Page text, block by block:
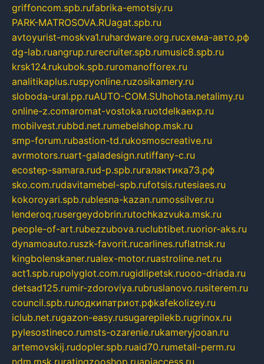
griffoncom.spb.rufabrika-emotsiy.ru
PARK-MATROSOVA.RUagat.spb.ru
avtoyurist-moskva1.ruhardware.org.ruсхема-авто.рф
dg-lab.ruangrup.rurecruiter.spb.rumusic8.spb.ru
krsk124.rukubok.spb.ruromanofforex.ru
analitikaplus.ruspyonline.ruzosikamery.ru
sloboda-ural.pp.ruAUTO-COM.SUhohota.netalimy.ru
online-z.comaromat-vostoka.ruotdelkaexp.ru
mobilvest.rubbd.net.rumebelshop.msk.ru
smp-forum.rubastion-td.rukosmoscreative.ru
avrmotors.ruart-galadesign.rutiffany-c.ru
ecostep-samara.rud-p.spb.ruгалактика73.рф
sko.com.rudavitamebel-spb.rufotsis.rutesiaes.ru
kokoroyari.spb.rublesna-kazan.rumossilver.ru
lenderoq.rusergeydobrin.rutochkazvuka.msk.ru
people-of-art.rubezzubova.ruclubtibet.ruorior-aks.ru
dynamoauto.ruszk-favorit.rucarlines.ruflatnsk.ru
kingbolenskaner.rualex-motor.ruastroline.net.ru
act1.spb.rupolyglot.com.rugidlipetsk.ruooo-driada.ru
detsad125.rumir-zdoroviya.rubruslanovo.rusiterem.ru
council.spb.ruлодкипатриот.рфkafekolizey.ru
iclub.net.rugazon-easy.rusugarepilekb.rugrinox.ru
pylesostineco.rumsts-ozarenie.rukameryjooan.ru
artemovskij.rudopler.spb.ruaid70.rumetall-perm.ru